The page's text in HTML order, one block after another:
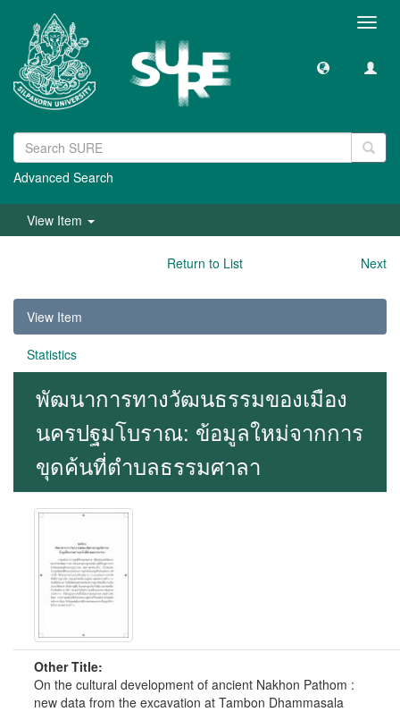
Advanced Search
View Item
Return to List Next
View Item
Statistics
พัฒนาการทางวัฒนธรรมของเมือง
นครปฐมโบราณ: ข้อมูลใหม่จากการ
ขุดค้นที่ตำบลธรรมศาลา
Other Title:
On the cultural development of ancient Nakhon Pathom :
new data from the excavation at Tambon Dhammasala